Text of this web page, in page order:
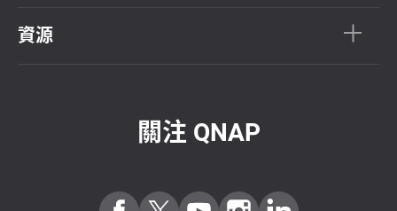
資源
關注 QNAP